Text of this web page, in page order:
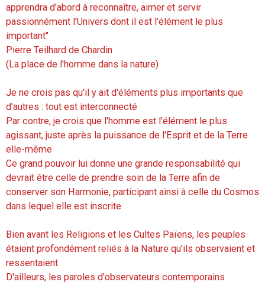
apprendra d'abord à reconnaître, aimer et servir
passionnément l'Univers dont il est l'élément le plus
important"
Pierre Teilhard de Chardin
(La place de l'homme dans la nature)
Je ne crois pas qu'il y ait d'éléments plus importants que
d'autres : tout est interconnecté
Par contre, je crois que l'homme est l'élément le plus
agissant, juste après la puissance de l'Esprit et de la Terre
elle-même
Ce grand pouvoir lui donne une grande responsabilité qui
devrait être celle de prendre soin de la Terre afin de
conserver son Harmonie, participant ainsi à celle du Cosmos
dans lequel elle est inscrite
Bien avant les Religions et les Cultes Païens, les peuples
étaient profondément reliés à la Nature qu'ils observaient et
ressentaient
D'ailleurs, les paroles d'observateurs contemporains